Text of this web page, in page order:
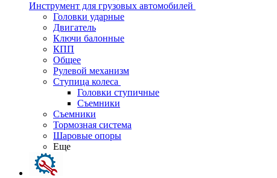
Инструмент для грузовых автомобилей
Головки ударные
Двигатель
Ключи балонные
КПП
Общее
Рулевой механизм
Ступица колеса
Головки ступичные
Съемники
Съемники
Тормозная система
Шаровые опоры
Еще